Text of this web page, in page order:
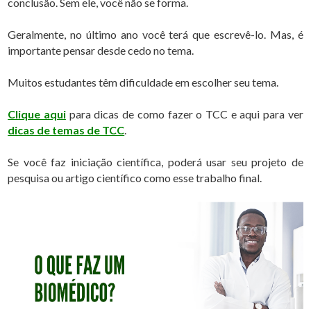
Geralmente, no último ano você terá que escrevê-lo. Mas, é
importante pensar desde cedo no tema.
Muitos estudantes têm dificuldade em escolher seu tema.
Clique aquipara dicas de como fazer o TCC e aqui para ver
dicas de temas de TCC.
Se você faz iniciação científica, poderá usar seu projeto de
pesquisa ou artigo científico como esse trabalho final.